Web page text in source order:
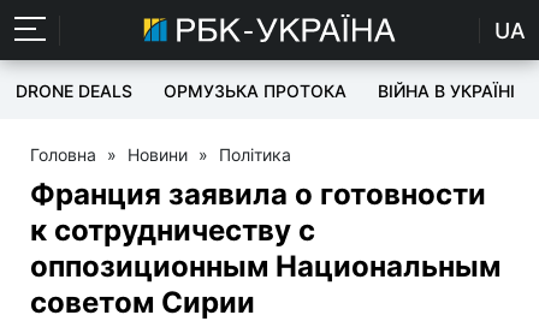
UA
DRONE DEALS ОРМУЗЬКА ПРОТОКА ВІЙНА В УКРАЇНІ
Головна » Новини » Політика
Франция заявила о готовности
к сотрудничеству с
оппозиционным Национальным
советом Сирии